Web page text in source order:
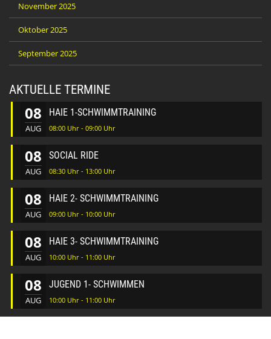
November 2025
Oktober 2025
September 2025
AKTUELLE TERMINE
08
AUG
HAIE 1-SCHWIMMTRAINING
08:00 Uhr - 09:00 Uhr
08
AUG
SOCIAL RIDE
08:30 Uhr - 13:00 Uhr
08
AUG
HAIE 2- SCHWIMMTRAINING
09:00 Uhr - 10:00 Uhr
08
AUG
HAIE 3- SCHWIMMTRAINING
10:00 Uhr - 11:00 Uhr
08
AUG
JUGEND 1- SCHWIMMEN
10:00 Uhr - 11:00 Uhr